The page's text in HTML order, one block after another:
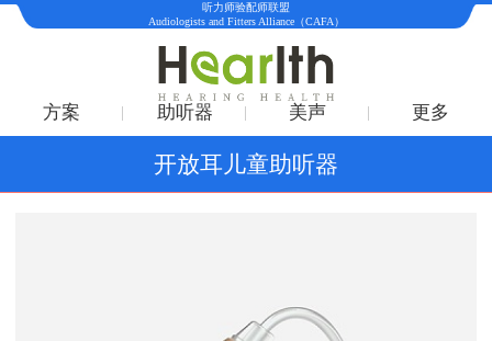
听力师验配师联盟
Audiologists and Fitters Alliance（CAFA）
方案 助听器 美声 更多
开放耳儿童助听器